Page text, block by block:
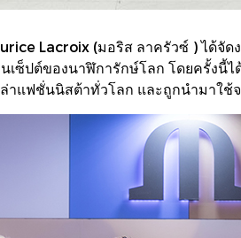
Lacroix (มอริส ลาครัวซ์ ) ได้
ซ็ปต์ของนาฬิการักษ์โลก โดยครั้งนี้ไ
าแฟชั่นนิสต้าทั่วโลก และถูกนำมาใ